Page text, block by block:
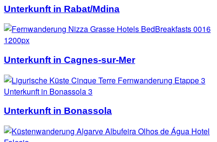
Unterkunft in Rabat/Mdina
Unterkunft in Cagnes-sur-Mer
Unterkunft in Bonassola